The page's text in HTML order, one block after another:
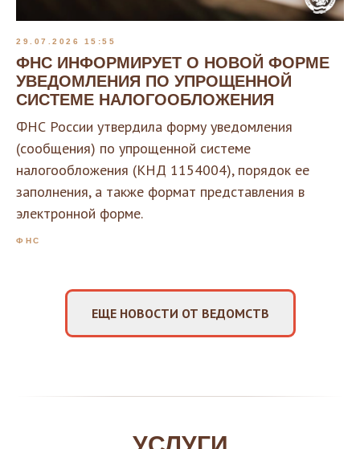
29.07.2026 15:55
ФНС ИНФОРМИРУЕТ О НОВОЙ ФОРМЕ
УВЕДОМЛЕНИЯ ПО УПРОЩЕННОЙ
СИСТЕМЕ НАЛОГООБЛОЖЕНИЯ
ФНС России утвердила форму уведомления
(сообщения) по упрощенной системе
налогообложения (КНД 1154004), порядок ее
заполнения, а также формат представления в
электронной форме.
ФНС
ЕЩЕ НОВОСТИ ОТ ВЕДОМСТВ